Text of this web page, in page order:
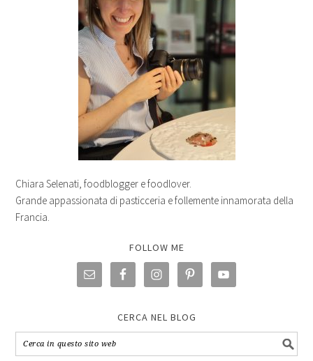
Chiara Selenati, foodblogger e foodlover.
Grande appassionata di pasticceria e follemente innamorata della
Francia.
FOLLOW ME
CERCA NEL BLOG